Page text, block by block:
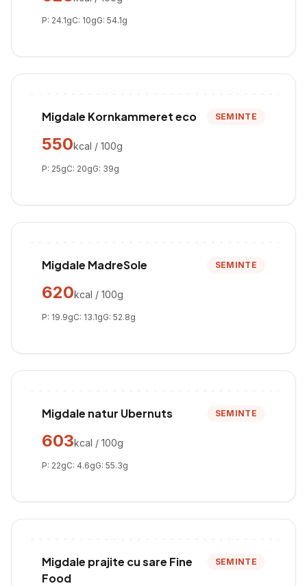
P: 24.1gC: 10gG: 54.1g
Migdale Kornkammeret eco SEMINTE
550kcal / 100g
P: 25gC: 20gG: 39g
Migdale MadreSole SEMINTE
620kcal / 100g
P: 19.9gC: 13.1gG: 52.8g
Migdale natur Ubernuts SEMINTE
603kcal / 100g
P: 22gC: 4.6gG: 55.3g
Migdale prajite cu sare Fine
Food
SEMINTE